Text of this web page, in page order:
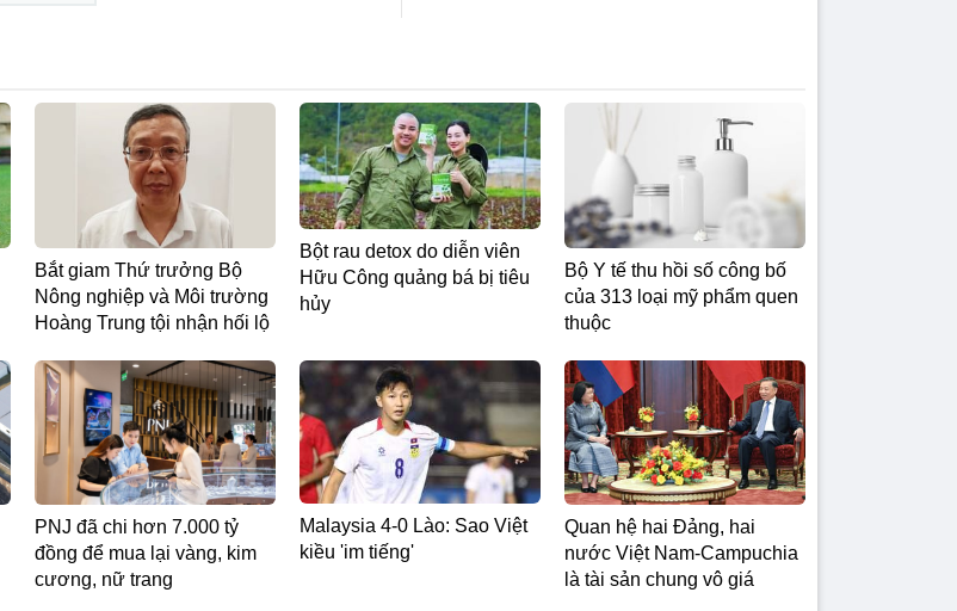
Bắt giam Thứ trưởng Bộ
Nông nghiệp và Môi trường
Hoàng Trung tội nhận hối lộ
Bột rau detox do diễn viên
Hữu Công quảng bá bị tiêu
hủy
Bộ Y tế thu hồi số công bố
của 313 loại mỹ phẩm quen
thuộc
PNJ đã chi hơn 7.000 tỷ
đồng để mua lại vàng, kim
cương, nữ trang
Malaysia 4-0 Lào: Sao Việt
kiều 'im tiếng'
Quan hệ hai Đảng, hai
nước Việt Nam-Campuchia
là tài sản chung vô giá ​